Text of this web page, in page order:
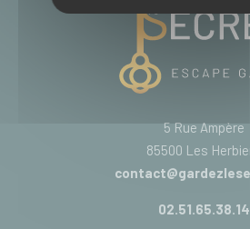
5 Rue Ampère
85500 Les
02.51.65.38.14